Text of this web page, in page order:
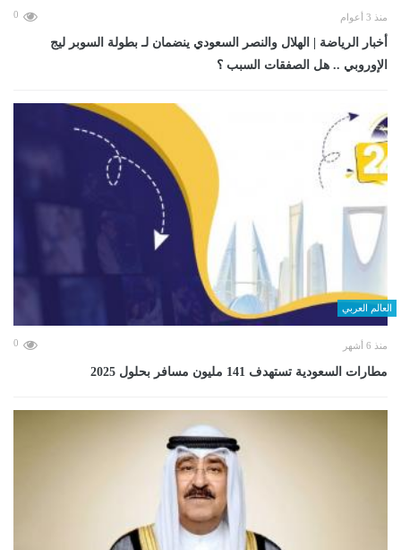
منذ 3 أعوام 0
أخبار الرياضة | الهلال والنصر السعودي ينضمان لـ بطولة السوبر ليج
الإوروبي .. هل الصفقات السبب ؟
العالم العربي
منذ 6 أشهر 0
مطارات السعودية تستهدف 141 مليون مسافر بحلول 2025